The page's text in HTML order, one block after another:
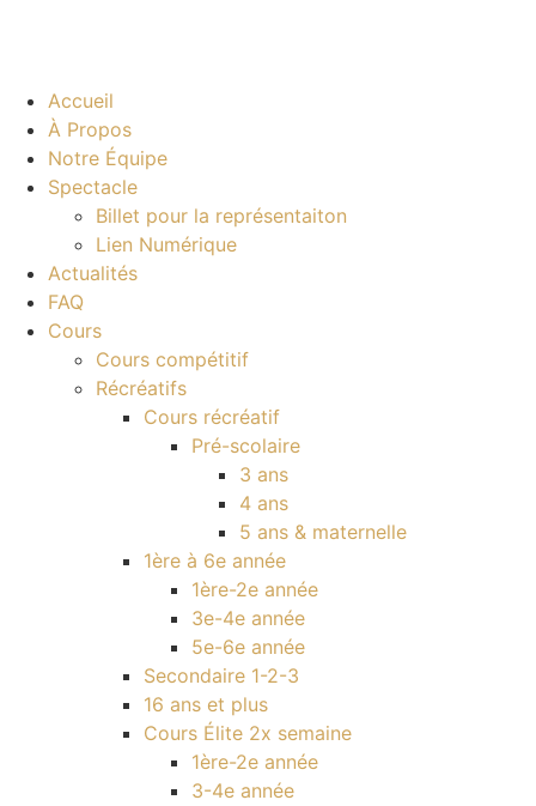
Accueil
À Propos
Notre Équipe
Spectacle
Billet pour la représentaiton
Lien Numérique
Actualités
FAQ
Cours
Cours compétitif
Récréatifs
Cours récréatif
Pré-scolaire
3 ans
4 ans
5 ans & maternelle
1ère à 6e année
1ère-2e année
3e-4e année
5e-6e année
Secondaire 1-2-3
16 ans et plus
Cours Élite 2x semaine
1ère-2e année
3-4e année